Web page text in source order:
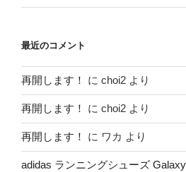
最近のコメント
再開します！ に choi2 より
再開します！ に choi2 より
再開します！ に ワカ より
adidas ランニングシューズ